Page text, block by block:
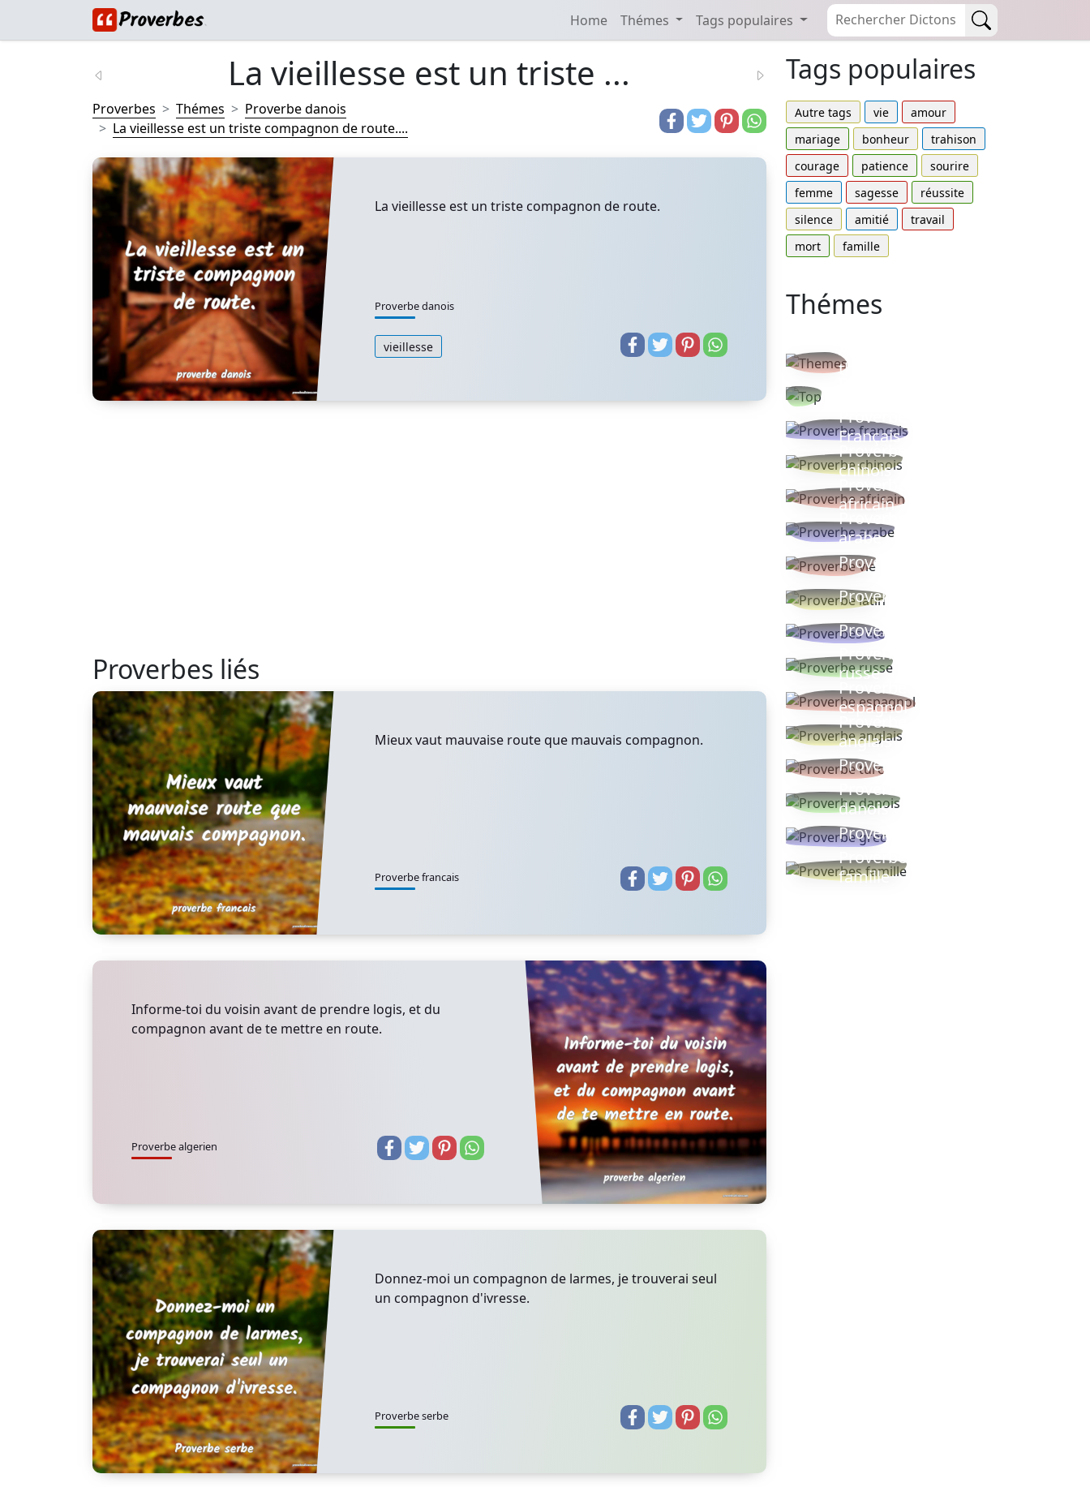
Home Thémes Tags populaires
La vieillesse est un triste ...
Proverbes Thémes
Proverbe danois
La vieillesse est un triste compagnon de route....
La vieillesse est un triste compagnon de route.
Proverbe danois
vieillesse
Proverbes liés
Mieux vaut mauvaise route que mauvais compagnon.
Proverbe francais
Informe-toi du voisin avant de prendre logis, et du
compagnon avant de te mettre en route.
Proverbe algerien
Donnez-moi un compagnon de larmes, je trouverai seul
un compagnon d'ivresse.
Proverbe serbe
Tags populaires
Autre tags vie
amour
mariage
bonheur
trahison
courage
patience
sourire
femme
sagesse
réussite
silence
amitié
travail
mort
famille
Thémes
thèmes
Proverbe
Français
Proverbe
chinois
Proverbe
africain
Proverbe
arabe
Proverbe vie
Proverbe latin
Proverbes ete
Proverbe
russe
Proverbe
espagnol
Proverbe
anglais
Proverbe turc
Proverbe
danois
Proverbe grec
Proverbes
famille